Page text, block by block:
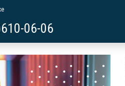
06-06